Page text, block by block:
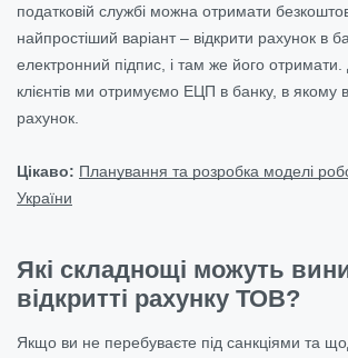
податковій службі можна отримати
найпростіший варіант – відкрити рахунок в
електронний підпис, і там же його отримати.
клієнтів ми отримуємо ЕЦП в банку, в якому
рахунок.
Цікаво: Планування та розробка моделі
України
Які складнощі можуть
відкритті рахунку ТОВ?
Якщо ви не перебуваєте під санкціями та